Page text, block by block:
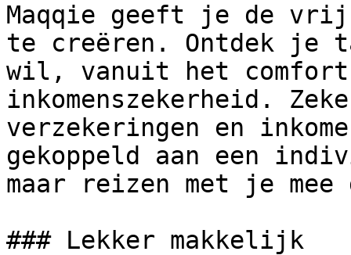
Maqqie geeft je de
te creëren. Ontdek je
wil, vanuit het comfort
inkomenszekerheid.
verzekeringen en
gekoppeld aan een
maar reizen met je
### Lekker makkelijk